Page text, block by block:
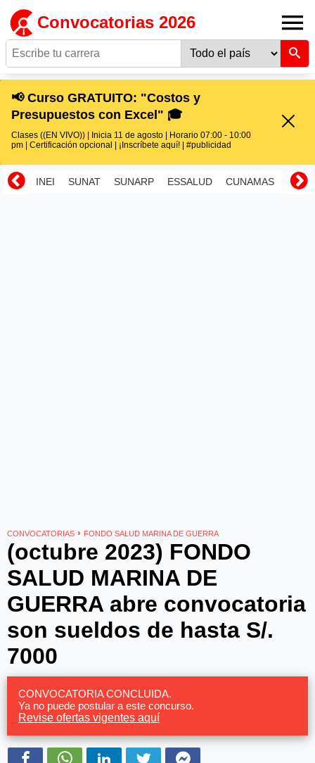
Convocatorias 2026
📢 Curso GRATUITO: "Costos y
Presupuestos con Excel" 🎓
Clases ((EN VIVO)) | Inicia 11 de agosto | Horario 07:00 - 10:00
pm | Certificación opcional | ¡Inscríbete aquí! | #publicidad
INEI SUNAT SUNARP ESSALUD CUNAMAS
CONVOCATORIAS › FONDO SALUD MARINA DE GUERRA
(octubre 2023) FONDO
SALUD MARINA DE
GUERRA abre convocatoria
son sueldos de hasta S/.
7000
CONVOCATORIA CONCLUIDA.
Ya no puede postular a este concurso.
Revise ofertas vigentes aquí